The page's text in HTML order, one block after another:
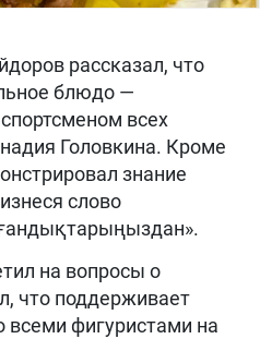
рассказал, что
блюдо —
всех
Головкина. Кроме
знание
слово
на вопросы о
что поддерживает
фигуристами на